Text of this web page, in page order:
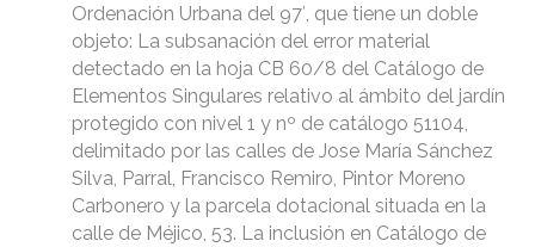
Ordenación Urbana del 97′, que tiene un doble
objeto: La subsanación del error material
detectado en la hoja CB 60/8 del Catálogo de
Elementos Singulares relativo al ámbito del jardín
protegido con nivel 1 y nº de catálogo 51104,
delimitado por las calles de Jose María Sánchez
Silva, Parral, Francisco Remiro, Pintor Moreno
Carbonero y la parcela dotacional situada en la
calle de Méjico, 53. La inclusión en Catálogo de